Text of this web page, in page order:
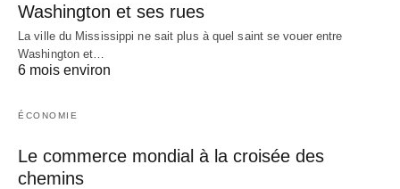
Washington et ses rues
La ville du Mississippi ne sait plus à quel saint se vouer entre
Washington et…
6 mois environ
ÉCONOMIE
Le commerce mondial à la croisée des
chemins